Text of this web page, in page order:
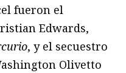
fueron el
Edwards,
, y el secuestro
Olivetto